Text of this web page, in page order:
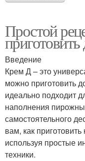
Простой
Введение
Крем Д – это
можно приготовить
идеально подходит
наполнения
самостоятельного
вам, как
используя простые
техники.